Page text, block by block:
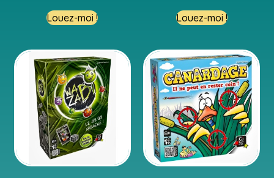
Louez-moi ! Louez-moi !